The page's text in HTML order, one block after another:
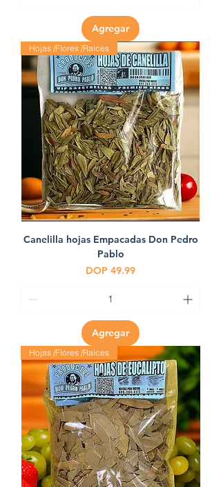
Agregar
Hojas /Flores /Raices
Canelilla hojas Empacadas Don Pedro
Pablo
Precio
DOP 49.99
Agregar
Hojas /Flores /Raices